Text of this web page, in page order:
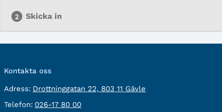
Skicka in
Kontakta oss
Adress: besöksadress:
Drottninggatan 22, 803 11 Gävle
Telefon: Telefon:
026-17 80 00